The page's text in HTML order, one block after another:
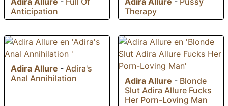
Anticipation
Therapy
Adira Allure - Adira's
Anal Annihilation
Adira Allure - Blonde
Slut Adira Allure Fucks
Her Porn-Loving Man